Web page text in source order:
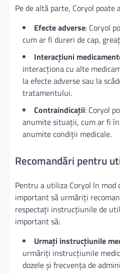
Pe de altă parte, Coryol poate
Efecte adverse: Coryol
cum ar fi dureri de cap,
Interacțiuni
interacționa cu alte
la efecte adverse sau la
tratamentului.
Contraindicații: Coryol
anumite situații, cum ar fi
anumite condiții medicale.
Recomandări pentru
Pentru a utiliza Coryol în mod
important să urmăriți
respectați instrucțiunile de
important să:
Urmați instrucțiunile
urmăriți instrucțiunile
dozele și frecvența de